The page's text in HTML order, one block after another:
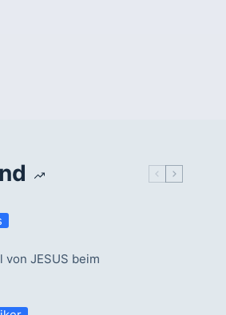
JESUS beim